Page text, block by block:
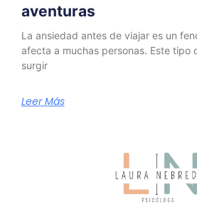
aventuras
La ansiedad antes de viajar es un
afecta a muchas personas. Este tipo
surgir
Leer Más
Laura Nebreda Psicología